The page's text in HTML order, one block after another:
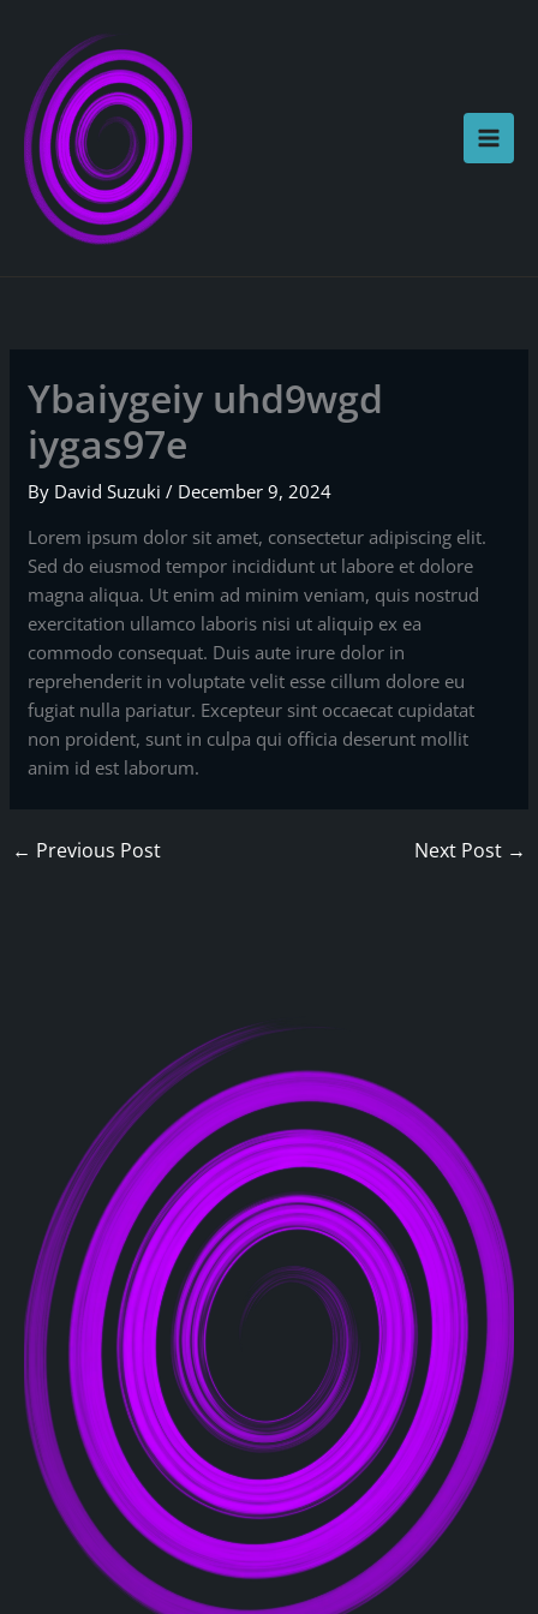
content
Ybaiygeiy uhd9wgd
iygas97e
By David Suzuki/ December 9, 2024
Lorem ipsum dolor sit amet, consectetur adipiscing elit.
Sed do eiusmod tempor incididunt ut labore et dolore
magna aliqua. Ut enim ad minim veniam, quis nostrud
exercitation ullamco laboris nisi ut aliquip ex ea
commodo consequat. Duis aute irure dolor in
reprehenderit in voluptate velit esse cillum dolore eu
fugiat nulla pariatur. Excepteur sint occaecat cupidatat
non proident, sunt in culpa qui officia deserunt mollit
anim id est laborum.
← Previous Post Next Post →